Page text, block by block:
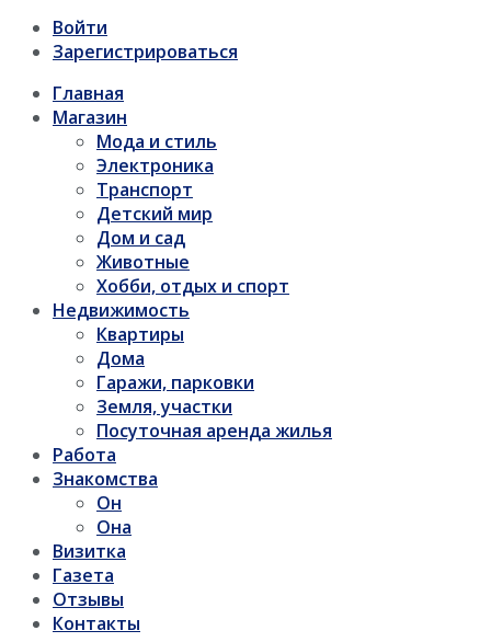
Войти
Зарегистрироваться
Главная
Магазин
Мода и стиль
Электроника
Транспорт
Детский мир
Дом и сад
Животные
Хобби, отдых и спорт
Недвижимость
Квартиры
Дома
Гаражи, парковки
Земля, участки
Посуточная аренда жилья
Работа
Знакомства
Он
Она
Визитка
Газета
Отзывы
Контакты